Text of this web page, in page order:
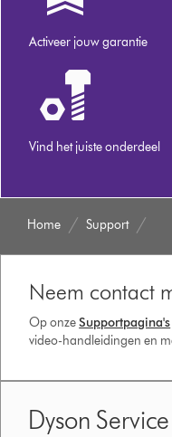
Activeer jouw garantie
Vind het juiste onderdeel
Home Support
Neem contact
Op onzeSupportpagina's
video-handleidingen en
Dyson Service